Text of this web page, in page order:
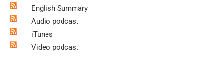
English Summary
Audio podcast
iTunes
Video podcast